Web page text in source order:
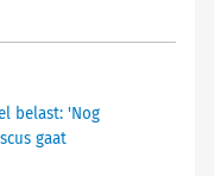
belast: 'Nog
gaat